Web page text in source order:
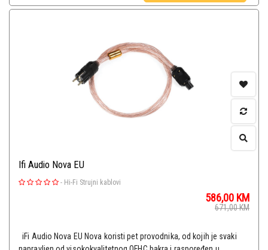
Ifi Audio Nova EU
- Hi-Fi Strujni kablovi
586,00 KM
671,00KM
iFi Audio Nova EU Nova koristi pet provodnika, od kojih je svaki